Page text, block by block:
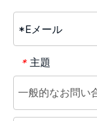
* 主題